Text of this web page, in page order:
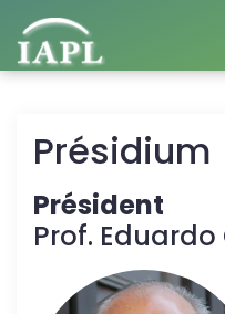
Présidium
Président
Prof. Eduardo